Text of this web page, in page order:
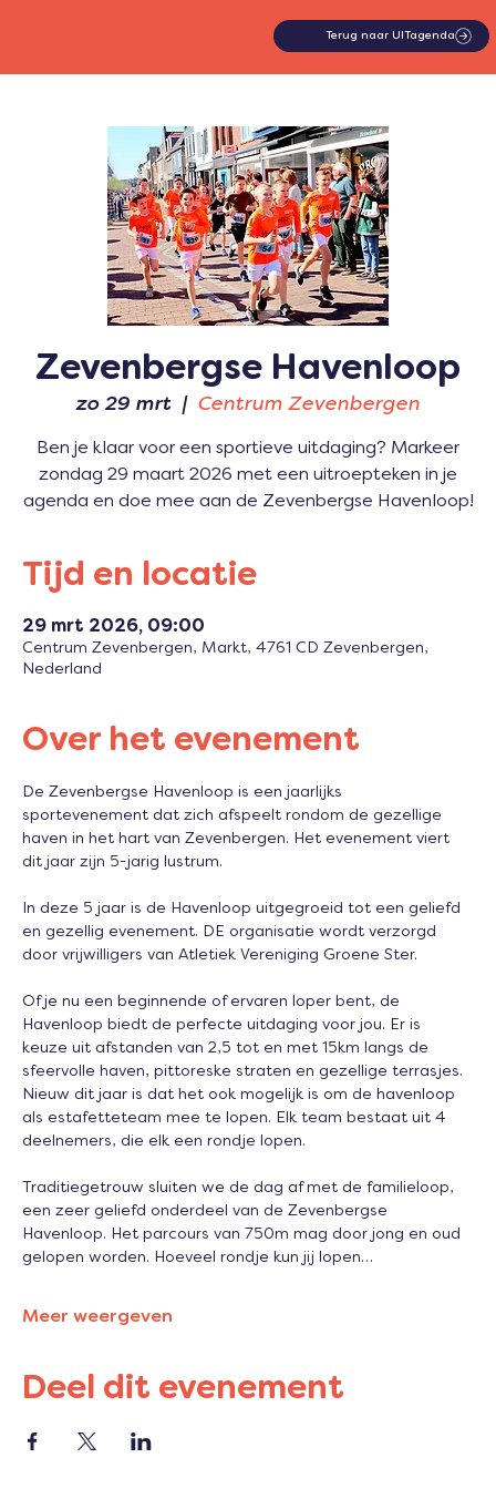
Terug naar UITagenda
Zevenbergse Havenloop
zo 29 mrt
  |
Centrum Zevenbergen
Ben je klaar voor een sportieve uitdaging? Markeer
zondag 29 maart 2026 met een uitroepteken in je
agenda en doe mee aan de Zevenbergse Havenloop!
Tijd en locatie
29 mrt 2026, 09:00
Centrum Zevenbergen, Markt, 4761 CD Zevenbergen,
Nederland
Over het evenement
De Zevenbergse Havenloop is een jaarlijks
sportevenement dat zich afspeelt rondom de gezellige
haven in het hart van Zevenbergen. Het evenement viert
dit jaar zijn 5-jarig lustrum.
In deze 5 jaar is de Havenloop uitgegroeid tot een geliefd
en gezellig evenement. DE organisatie wordt verzorgd
door vrijwilligers van Atletiek Vereniging Groene Ster.
Of je nu een beginnende of ervaren loper bent, de
Havenloop biedt de perfecte uitdaging voor jou. Er is
keuze uit afstanden van 2,5 tot en met 15km langs de
sfeervolle haven, pittoreske straten en gezellige terrasjes.
Nieuw dit jaar is dat het ook mogelijk is om de havenloop
als estafetteteam mee te lopen. Elk team bestaat uit 4
deelnemers, die elk een rondje lopen.
Traditiegetrouw sluiten we de dag af met de familieloop,
een zeer geliefd onderdeel van de Zevenbergse
Havenloop. Het parcours van 750m mag door jong en oud
gelopen worden. Hoeveel rondje kun jij lopen…
Meer weergeven
Deel dit evenement